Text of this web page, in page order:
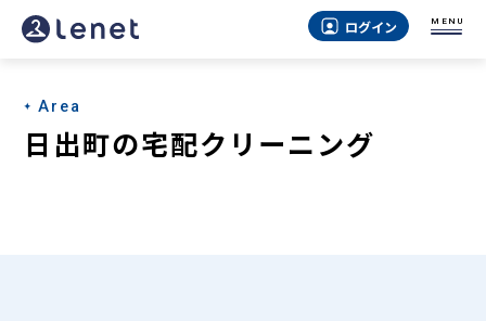
日
町
の
ログイン MENU
Area
日出町の宅配クリーニング